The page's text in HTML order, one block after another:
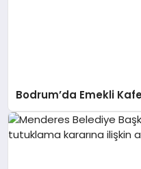
Bodrum’da Emekli